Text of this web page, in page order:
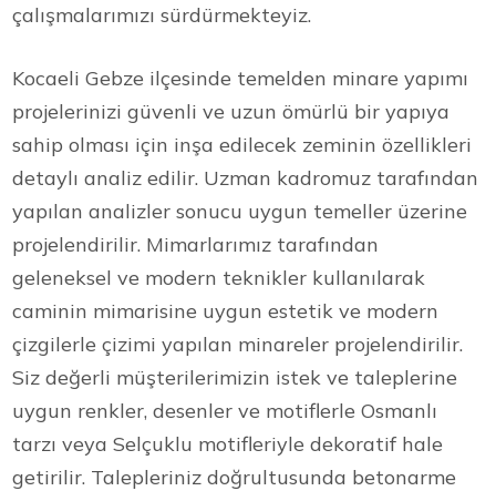
çalışmalarımızı sürdürmekteyiz.
Kocaeli Gebze ilçesinde temelden minare yapımı
projelerinizi güvenli ve uzun ömürlü bir yapıya
sahip olması için inşa edilecek zeminin özellikleri
detaylı analiz edilir. Uzman kadromuz tarafından
yapılan analizler sonucu uygun temeller üzerine
projelendirilir. Mimarlarımız tarafından
geleneksel ve modern teknikler kullanılarak
caminin mimarisine uygun estetik ve modern
çizgilerle çizimi yapılan minareler projelendirilir.
Siz değerli müşterilerimizin istek ve taleplerine
uygun renkler, desenler ve motiflerle Osmanlı
tarzı veya Selçuklu motifleriyle dekoratif hale
getirilir. Talepleriniz doğrultusunda betonarme